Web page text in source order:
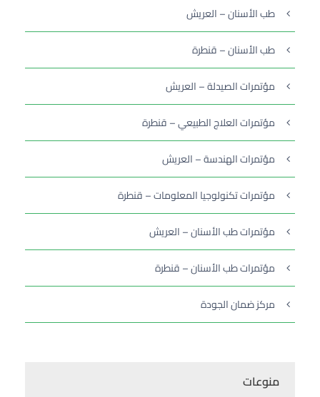
طب الأسنان – العريش
طب الأسنان – قنطرة
مؤتمرات الصيدلة – العريش
مؤتمرات العلاج الطبيعي – قنطرة
مؤتمرات الهندسة – العريش
مؤتمرات تكنولوجيا المعلومات – قنطرة
مؤتمرات طب الأسنان – العريش
مؤتمرات طب الأسنان – قنطرة
مركز ضمان الجودة
منوعات